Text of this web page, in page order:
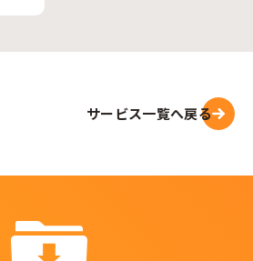
サービス一覧へ戻る